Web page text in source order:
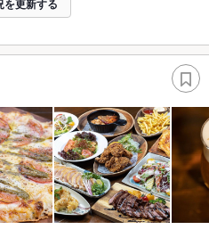
を更新する